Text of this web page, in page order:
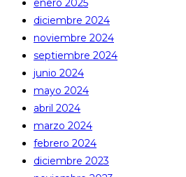
enero 2025
diciembre 2024
noviembre 2024
septiembre 2024
junio 2024
mayo 2024
abril 2024
marzo 2024
febrero 2024
diciembre 2023